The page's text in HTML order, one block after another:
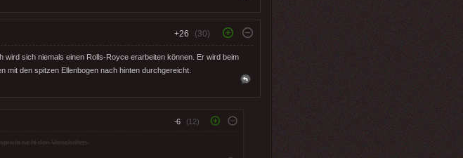
+26 (30)
sich niemals einen Rolls-Royce erarbeiten können. Er wird beim
mit den spitzen Ellenbogen nach hinten durchgereicht.
-6 (12)
nicht den Vorschriften.